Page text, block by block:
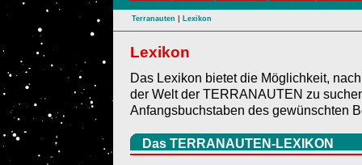
Terranauten | Lexikon
Lexikon
Das Lexikon bietet die Möglichkeit,
der Welt der TERRANAUTEN zu
Anfangsbuchstaben des gewünschten
Das TERRANAUTEN-LEXIKON